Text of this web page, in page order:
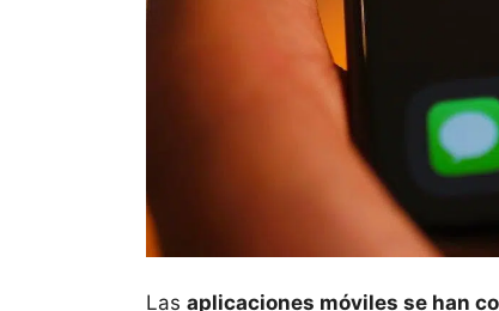
Las aplicaciones móviles se han